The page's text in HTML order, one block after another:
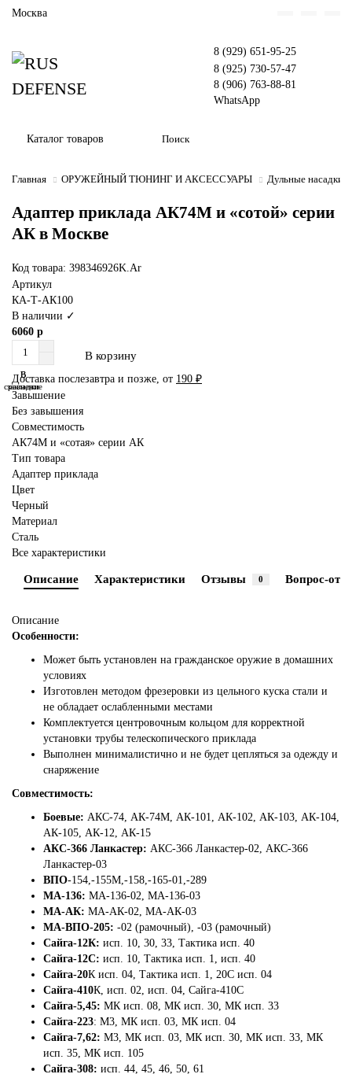
Москва
8 (929) 651-95-25
8 (925) 730-57-47
8 (906) 763-88-81
WhatsApp
Каталог товаров
Главная ОРУЖЕЙНЫЙ ТЮНИНГ И АКСЕССУАРЫ Дульные насадки
Адаптер приклада АК74М и «сотой» серии
АК в Москве
Код товара: 398346926K.Ar
Артикул
КА-Т-АК100
В наличии ✓
6060 р
В корзину
В
закладки
В
сравнение
Доставка послезавтра и позже, от 190 ₽
Завышение
Без завышения
Совместимость
АК74М и «сотая» серии АК
Тип товара
Адаптер приклада
Цвет
Черный
Материал
Сталь
Все характеристики
Описание Характеристики Отзывы 0 Вопрос-
Описание
Особенности:
Может быть установлен на гражданское оружие в домашних
условиях
Изготовлен методом фрезеровки из цельного куска стали и
не обладает ослабленными местами
Комплектуется центровочным кольцом для корректной
установки трубы телескопического приклада
Выполнен минималистично и не будет цепляться за одежду и
снаряжение
Совместимость:
Боевые: АКС-74, АК-74М, АК-101, АК-102, АК-103, АК-104,
АК-105, АК-12, АК-15
АКС-366 Ланкастер: АКС-366 Ланкастер-02, АКС-366
Ланкастер-03
ВПО-154,-155М,-158,-165-01,-289
МА-136: МА-136-02, МА-136-03
МА-АК: МА-АК-02, МА-АК-03
МА-ВПО-205: -02 (рамочный), -03 (рамочный)
Сайга-12К: исп. 10, 30, 33, Тактика исп. 40
Сайга-12С: исп. 10, Тактика исп. 1, исп. 40
Сайга-20К исп. 04, Тактика исп. 1, 20С исп. 04
Сайга-410К, исп. 02, исп. 04, Сайга-410С
Сайга-5,45: МК исп. 08, МК исп. 30, МК исп. 33
Сайга-223: М3, МК исп. 03, МК исп. 04
Сайга-7,62: М3, МК исп. 03, МК исп. 30, МК исп. 33, МК
исп. 35, МК исп. 105
Сайга-308: исп. 44, 45, 46, 50, 61